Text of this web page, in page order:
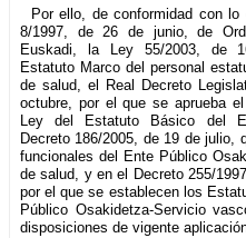
Por ello, de conformidad con
8/1997, de 26 de junio, de
Euskadi, la Ley 55/2003, de
Estatuto Marco del personal
de salud, el Real Decreto
octubre, por el que se aprueba
Ley del Estatuto Básico del
Decreto 186/2005, de 19 de julio,
funcionales del Ente Público
de salud, y en el Decreto 255/
por el que se establecen los
Público Osakidetza-Servicio
disposiciones de vigente